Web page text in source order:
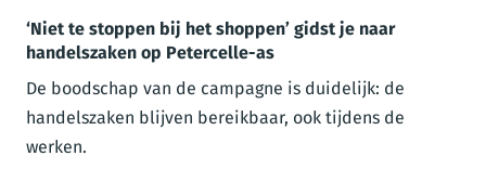
‘Niet te stoppen bij het shoppen’ gidst je naar
handelszaken op Petercelle-as
De boodschap van de campagne is duidelijk: de
handelszaken blijven bereikbaar, ook tijdens de
werken.